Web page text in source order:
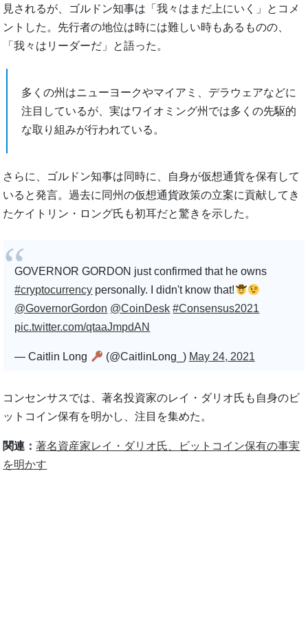
見されるが、ゴルドン知事は「我々はまだ上にいく」とコメ
ントした。先行者の地位は時には難しい時もあるものの、
「我々はリーダーだ」と語った。
多くの州はニューヨークやマイアミ、デラウェアなどに
注目しているが、実はワイオミング州では多くの先駆的
な取り組みが行われている。
さらに、ゴルドン知事は同時に、自身が仮想通貨を保有して
いると発言。過去に同州の仮想通貨政策の立案に貢献してき
たケイトリン・ロング氏も初耳だと驚きを示した。
GOVERNOR GORDON just confirmed that he owns
#cryptocurrency personally. I didn't know that!
@GovernorGordon @CoinDesk #Consensus2021
pic.twitter.com/qtaaJmpdAN
— Caitlin Long (@CaitlinLong_) May 24, 2021
コンセンサスでは、著名投資家のレイ・ダリオ氏も自身のビ
ットコイン保有を明かし、注目を集めた。
関連：著名資産家レイ・ダリオ氏、ビットコイン保有の事実
を明かす